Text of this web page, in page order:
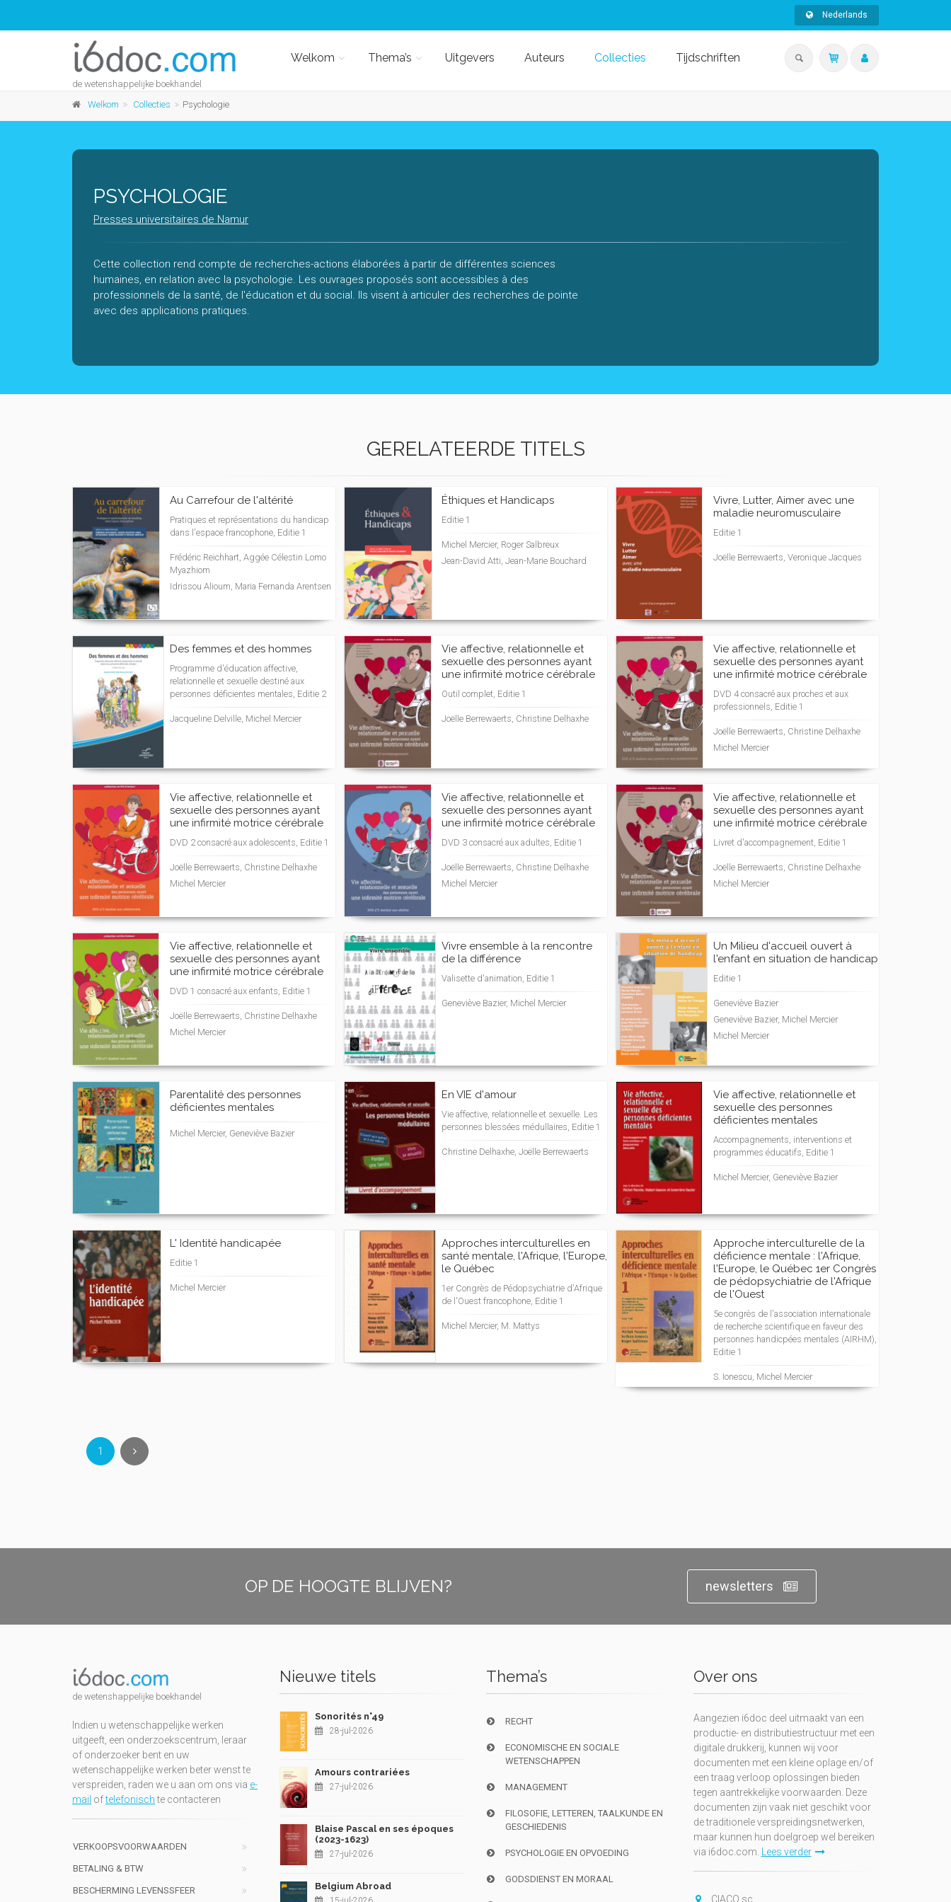
Nederlands
de wetenshappelijke boekhandel
Welkom Thema’s Uitgevers Auteurs Collecties Tijdschriften
Welkom Collecties Psychologie
PSYCHOLOGIE
Presses universitaires de Namur
Cette collection rend compte de recherches-actions élaborées à partir de différentes sciences
humaines, en relation avec la psychologie. Les ouvrages proposés sont accessibles à des
professionnels de la santé, de l'éducation et du social. Ils visent à articuler des recherches de pointe
avec des applications pratiques.
GERELATEERDE TITELS
Au Carrefour de l'altérité
Pratiques et représentations du handicap
dans l'espace francophone, Editie 1
Frédéric Reichhart, Aggée Célestin Lomo
Myazhiom
Idrissou Alioum, Maria Fernanda Arentsen
Éthiques et Handicaps
Editie 1
Michel Mercier, Roger Salbreux
Jean-David Atti, Jean-Marie Bouchard
Vivre, Lutter, Aimer avec une
maladie neuromusculaire
Editie 1
Joëlle Berrewaerts, Veronique Jacques
Des femmes et des hommes
Programme d'éducation affective,
relationnelle et sexuelle destiné aux
personnes déficientes mentales, Editie 2
Jacqueline Delville, Michel Mercier
Vie affective, relationnelle et
sexuelle des personnes ayant
une infirmité motrice cérébrale
Outil complet, Editie 1
Joëlle Berrewaerts, Christine Delhaxhe
Vie affective, relationnelle et
sexuelle des personnes ayant
une infirmité motrice cérébrale
DVD 4 consacré aux proches et aux
professionnels, Editie 1
Joëlle Berrewaerts, Christine Delhaxhe
Michel Mercier
Vie affective, relationnelle et
sexuelle des personnes ayant
une infirmité motrice cérébrale
DVD 2 consacré aux adolescents, Editie 1
Joëlle Berrewaerts, Christine Delhaxhe
Michel Mercier
Vie affective, relationnelle et
sexuelle des personnes ayant
une infirmité motrice cérébrale
DVD 3 consacré aux adultes, Editie 1
Joëlle Berrewaerts, Christine Delhaxhe
Michel Mercier
Vie affective, relationnelle et
sexuelle des personnes ayant
une infirmité motrice cérébrale
Livret d'accompagnement, Editie 1
Joëlle Berrewaerts, Christine Delhaxhe
Michel Mercier
Vie affective, relationnelle et
sexuelle des personnes ayant
une infirmité motrice cérébrale
DVD 1 consacré aux enfants, Editie 1
Joëlle Berrewaerts, Christine Delhaxhe
Michel Mercier
Vivre ensemble à la rencontre
de la différence
Valisette d'animation, Editie 1
Geneviève Bazier, Michel Mercier
Un Milieu d'accueil ouvert à
l'enfant en situation de handicap
Editie 1
Geneviève Bazier
Geneviève Bazier, Michel Mercier
Michel Mercier
Parentalité des personnes
déficientes mentales
Michel Mercier, Geneviève Bazier
En VIE d'amour
Vie affective, relationnelle et sexuelle. Les
personnes blessées médullaires, Editie 1
Christine Delhaxhe, Joëlle Berrewaerts
Vie affective, relationnelle et
sexuelle des personnes
déficientes mentales
Accompagnements, interventions et
programmes éducatifs, Editie 1
Michel Mercier, Geneviève Bazier
L' Identité handicapée
Editie 1
Michel Mercier
Approches interculturelles en
santé mentale, l'Afrique, l'Europe,
le Québec
1er Congrès de Pédopsychiatrie d'Afrique
de l'Ouest francophone, Editie 1
Michel Mercier, M. Mattys
Approche interculturelle de la
déficience mentale : l'Afrique,
l'Europe, le Québec 1er Congrès
de pédopsychiatrie de l'Afrique
de l'Ouest
5e congrès de l'association internationale
de recherche scientifique en faveur des
personnes handicpées mentales (AIRHM),
Editie 1
S. Ionescu, Michel Mercier
1
OP DE HOOGTE BLIJVEN? newsletters
de wetenshappelijke boekhandel
Indien u wetenschappelijke werken
uitgeeft, een onderzoekscentrum, leraar
of onderzoeker bent en uw
wetenschappelijke werken beter wenst te
verspreiden, raden we u aan om ons via e-
mail oftelefonischte contacteren
VERKOOPSVOORWAARDEN
BETALING & BTW
BESCHERMING LEVENSSFEER
Nieuwe titels
Sonorités n°49
28-jul-2026
Amours contrariées
27-jul-2026
Blaise Pascal en ses époques
(2023-1623)
27-jul-2026
Belgium Abroad
Thema’s
RECHT
ECONOMISCHE EN SOCIALE
WETENSCHAPPEN
MANAGEMENT
FILOSOFIE, LETTEREN, TAALKUNDE EN
GESCHIEDENIS
PSYCHOLOGIE EN OPVOEDING
GODSDIENST EN MORAAL
Over ons
Aangezien i6doc deel uitmaakt van een
productie- en distributiestructuur met een
digitale drukkerij, kunnen wij voor
documenten met een kleine oplage en/of
een traag verloop oplossingen bieden
tegen aantrekkelijke voorwaarden. Deze
documenten zijn vaak niet geschikt voor
de traditionele verspreidingsnetwerken,
maar kunnen hun doelgroep wel bereiken
via i6doc.com.
Lees verder
CIACO sc